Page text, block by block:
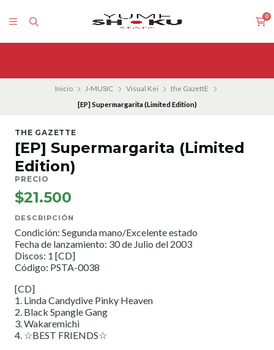
0
Inicio J-MUSIC Visual Kei
the GazettE
[EP] Supermargarita (Limited Edition)
THE GAZETTE
[EP] Supermargarita (Limited
Edition)
PRECIO
$21.500
DESCRIPCIÓN
Condición: Segunda mano/Excelente estado
Fecha de lanzamiento: 30 de Julio del 2003
Discos: 1 [CD]
Código: PSTA-0038
[CD]
1. Linda Candydive Pinky Heaven
2. Black Spangle Gang
3. Wakaremichi
4. ☆BEST FRIENDS☆